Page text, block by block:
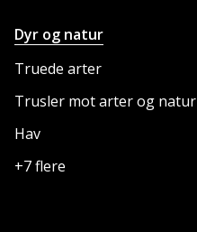
NETTSTEDET
Dyr og natur
Truede arter
Trusler mot arter og natur
Hav
+7 flere